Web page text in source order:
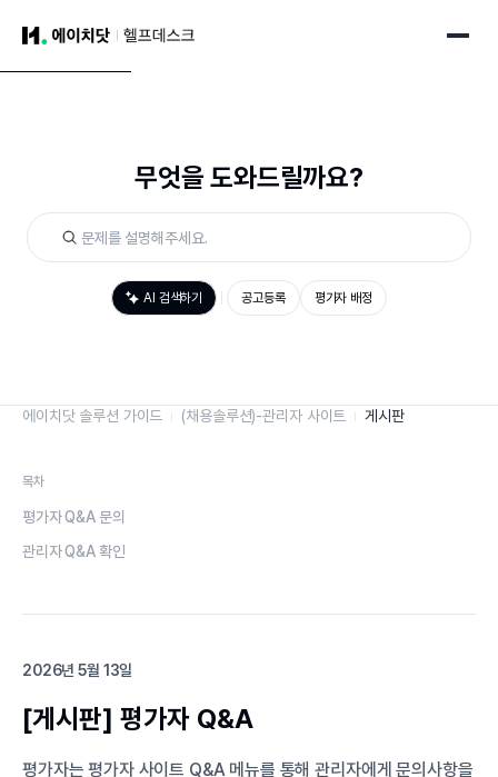
무엇을 도와드릴까요?
AI 검색하기 공고등록 평가자 배정
에이치닷 솔루션 가이드 (채용솔루션)-관리자 사이트 게시판
목차
평가자 Q&A 문의
관리자 Q&A 확인
2026년 5월 13일
[게시판] 평가자 Q&A
평가자는 평가자 사이트 Q&A 메뉴를 통해 관리자에게 문의사항을